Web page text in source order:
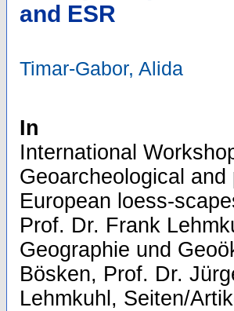
and ESR
Timar-Gabor, Alida
In
International
Geoarcheological
European loess-
Prof. Dr. Frank
Geographie und
Bösken, Prof. Dr.
Lehmkuhl, Seiten/